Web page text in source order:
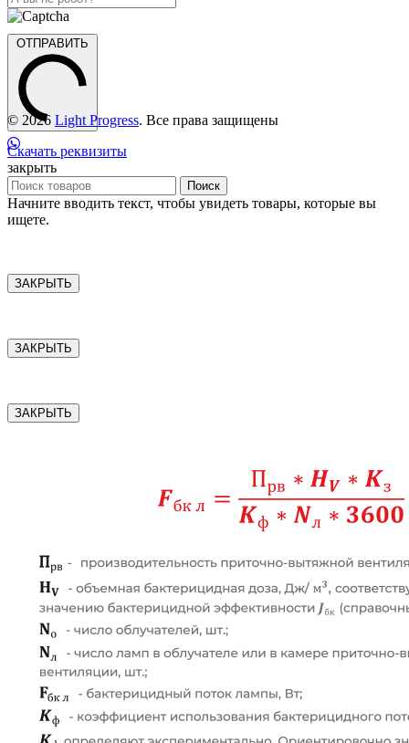
ОТПРАВИТЬ
© 2026 Light Progress. Все права защищены
Скачать реквизиты
закрыть
Поиск
Начните вводить текст, чтобы увидеть товары, которые вы
ищете.
ЗАКРЫТЬ
ЗАКРЫТЬ
ЗАКРЫТЬ